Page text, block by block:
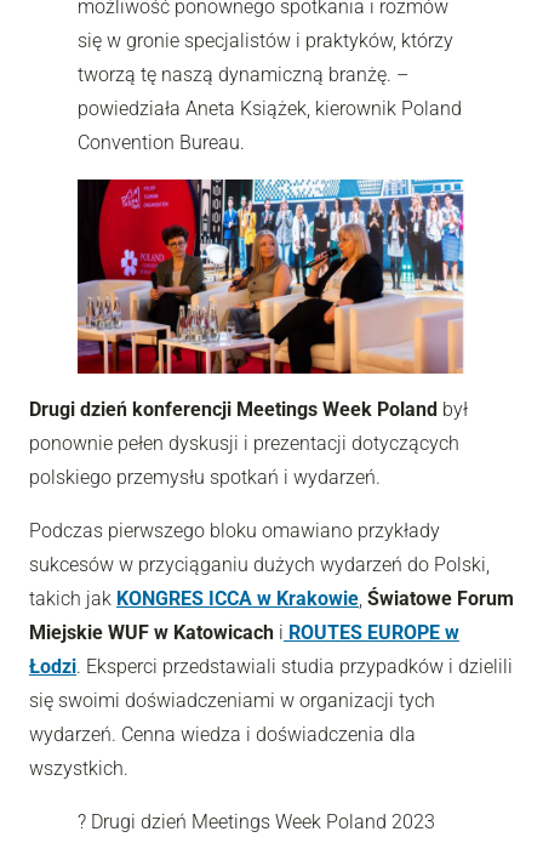
możliwość ponownego spotkania i rozmów
się w gronie specjalistów i praktyków, którzy
tworzą tę naszą dynamiczną branżę. –
powiedziała Aneta Książek, kierownik Poland
Convention Bureau.
Drugi dzień konferencji Meetings Week Poland był
ponownie pełen dyskusji i prezentacji dotyczących
polskiego przemysłu spotkań i wydarzeń.
Podczas pierwszego bloku omawiano przykłady
sukcesów w przyciąganiu dużych wydarzeń do Polski,
takich jak KONGRES ICCA w Krakowie, Światowe Forum
Miejskie WUF w Katowicach i ROUTES EUROPE w
Łodzi. Eksperci przedstawiali studia przypadków i dzielili
się swoimi doświadczeniami w organizacji tych
wydarzeń. Cenna wiedza i doświadczenia dla
wszystkich.
? Drugi dzień Meetings Week Poland 2023